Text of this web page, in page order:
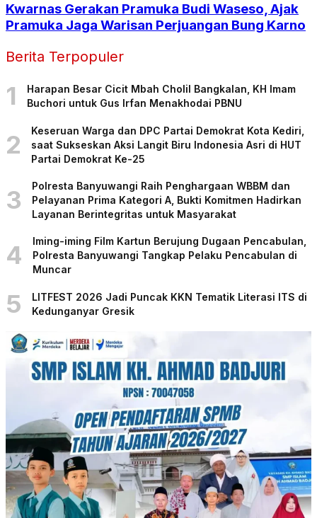
Kwarnas Gerakan Pramuka Budi Waseso, Ajak
Pramuka Jaga Warisan Perjuangan Bung Karno
Berita Terpopuler
1
Harapan Besar Cicit Mbah Cholil Bangkalan, KH Imam
Buchori untuk Gus Irfan Menakhodai PBNU
2
Keseruan Warga dan DPC Partai Demokrat Kota Kediri,
saat Sukseskan Aksi Langit Biru Indonesia Asri di HUT
Partai Demokrat Ke-25
3
Polresta Banyuwangi Raih Penghargaan WBBM dan
Pelayanan Prima Kategori A, Bukti Komitmen Hadirkan
Layanan Berintegritas untuk Masyarakat
4
Iming-iming Film Kartun Berujung Dugaan Pencabulan,
Polresta Banyuwangi Tangkap Pelaku Pencabulan di
Muncar
5
LITFEST 2026 Jadi Puncak KKN Tematik Literasi ITS di
Kedunganyar Gresik